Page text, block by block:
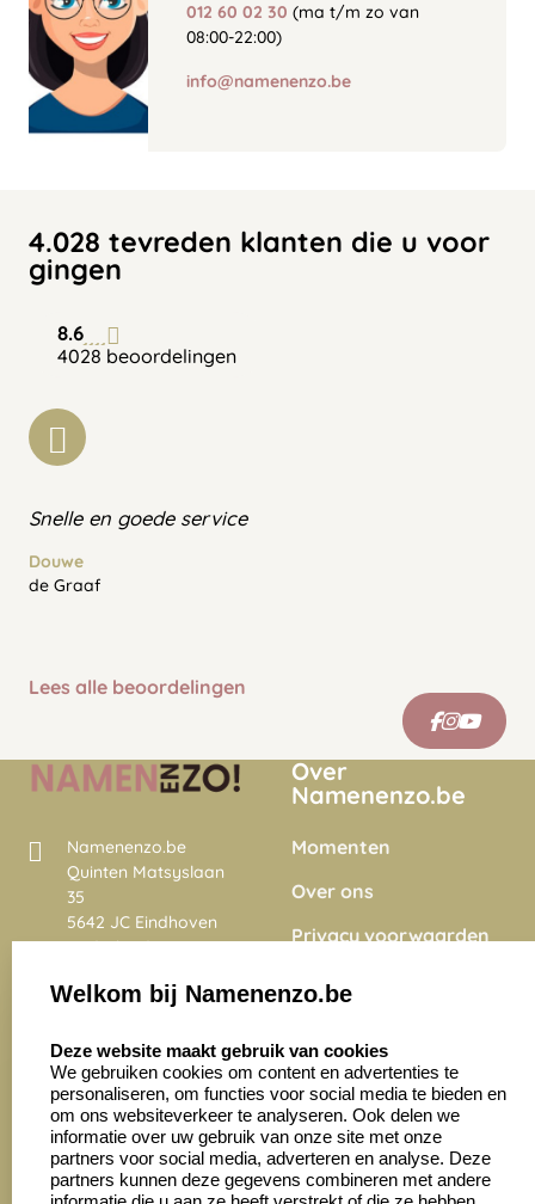
012 60 02 30 (ma t/m zo van
08:00-22:00)
info@namenenzo.be
4.028 tevreden klanten die u voor
gingen
8.6
4028 beoordelingen
Snelle en goede service
Douwe
de Graaf
Lees alle beoordelingen
Namenenzo.be
Quinten Matsyslaan
35
5642 JC Eindhoven
Nederland
4028 beoordelingen
Over
Namenenzo.be
Momenten
Over ons
Privacy voorwaarden
Onze vacatures
Zakelijk:
Aanvraag op maat
Klantenservice:
Contact opnemen
Welkom bij Namenenzo.be
Deze website maakt gebruik van cookies
We gebruiken cookies om content en advertenties te
personaliseren, om functies voor social media te bieden en
om ons websiteverkeer te analyseren. Ook delen we
informatie over uw gebruik van onze site met onze
partners voor social media, adverteren en analyse. Deze
partners kunnen deze gegevens combineren met andere